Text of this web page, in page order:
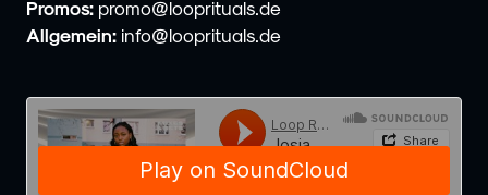
Promos: promo@looprituals.de
Allgemein: info@looprituals.de